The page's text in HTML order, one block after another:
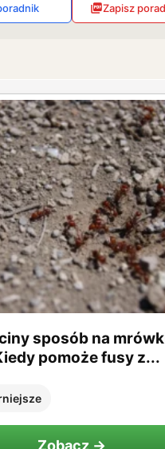
Zapisz
sposób na
pomoże fusy z...
Zobacz →